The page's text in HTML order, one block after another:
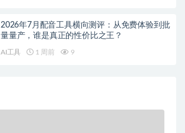
2026年7月配音工具横向测评：从免费体验到批
量量产，谁是真正的性价比之王？
AI工具 1 周前 9